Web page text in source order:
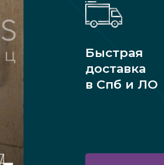
Быстрая
доставка
в Спб и ЛО